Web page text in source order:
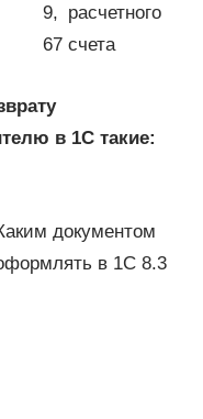
9,
67
расчетного
счета
в 1С такие:
документом
в 1С 8.3